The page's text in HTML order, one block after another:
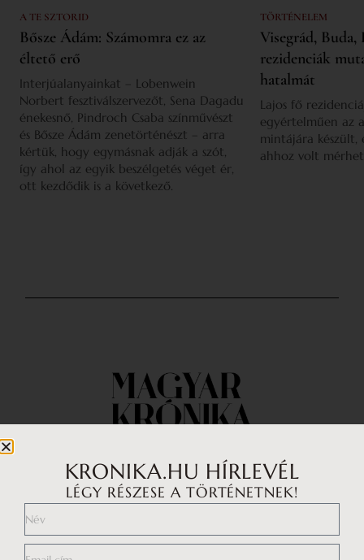
A TE SZTORID
Bősze Ádám: Számomra ez az
éltető erő
Interjúalanyainkat – Lobenwein
Norbert fesztiválszervezőt, Sena Dagadu
énekesnő, Pindroch Csaba színművészt
és Bősze Ádám zenetörténészt – arra
kértük, hogy egymásnak adják a szót,
így ahol az egyik beszélgetés véget ér,
ott kezdődik is a következő.
TÖRTÉNELEM
Visegrád,
rezidenciák
hatalmát
Lajos fő
egyértelműen az
mintájára készült,
ahhoz volt
Impresszum
KRONIKA.HU HÍRLEVÉL
LÉGY RÉSZESE A TÖRTÉNETNEK!